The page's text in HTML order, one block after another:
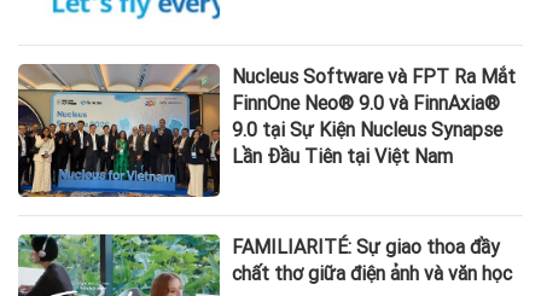
Nucleus Software và FPT Ra Mắt
FinnOne Neo® 9.0 và FinnAxia®
9.0 tại Sự Kiện Nucleus Synapse
Lần Đầu Tiên tại Việt Nam
FAMILIARITÉ: Sự giao thoa đầy
chất thơ giữa điện ảnh và văn học